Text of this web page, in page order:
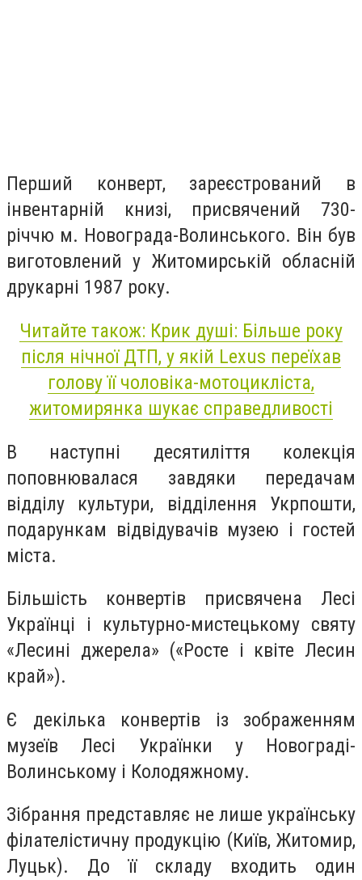
Перший конверт, зареєстрований в
інвентарній книзі, присвячений 730-
річчю м. Новограда-Волинського. Він був
виготовлений у Житомирській обласній
друкарні 1987 року.
Читайте також: Крик душі: Більше року
після нічної ДТП, у якій Lexus переїхав
голову її чоловіка-мотоцикліста,
житомирянка шукає справедливості
В наступні десятиліття колекція
поповнювалася завдяки передачам
відділу культури, відділення Укрпошти,
подарункам відвідувачів музею і гостей
міста.
Більшість конвертів присвячена Лесі
Українці і культурно-мистецькому святу
«Лесині джерела» («Росте і квіте Лесин
край»).
Є декілька конвертів із зображенням
музеїв Лесі Українки у Новограді-
Волинському і Колодяжному.
Зібрання представляє не лише українську
філателістичну продукцію (Київ, Житомир,
Луцьк). До її складу входить один